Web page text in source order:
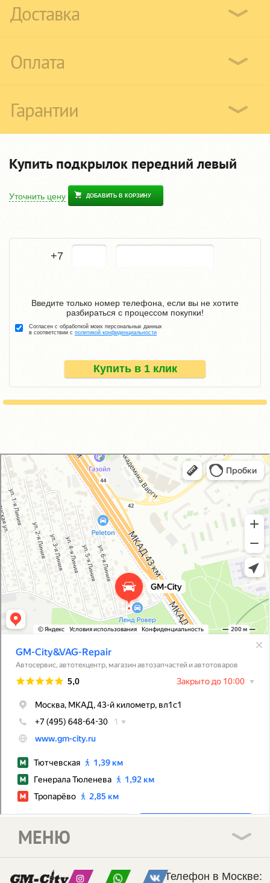
Доставка
Оплата
Гарантии
Купить подкрылок передний левый
Уточнить цену ДОБАВИТЬ В КОРЗИНУ
+7
Купить в 1 клик
Введите только номер телефона, если вы не хотите
разбираться с процессом покупки!
Согласен с обработкой моих персональных данных
в соответствии с политикой конфиденциальности
GM-City&VAG-Repair
Автосервис, автотехцентр в Москве
Магазин автозапчастей и автотоваров в Москве
МЕНЮ
Телефон в Москве: